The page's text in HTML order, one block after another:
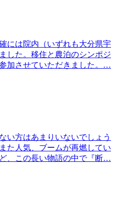
には院内（いずれも大分県宇
した。移住と農泊のシンポジ
加させていただきました。…
い方はあまりいないでしょう
た人気、ブームが再燃してい
、この長い物語の中で『断…